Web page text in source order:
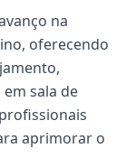
na
oferecendo
sala de
aprimorar o